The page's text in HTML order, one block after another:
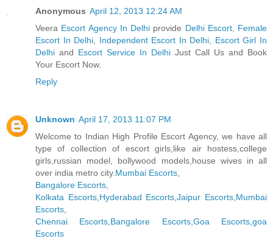
Anonymous April 12, 2013 12:24 AM
Veera Escort Agency In Delhi provide Delhi Escort, Female
Escort In Delhi
Independent Escort In Delhi
Escort Girl In
Delhi and Escort Service In Delhi Just Call Us and Book
Your Escort Now.
Reply
Unknown April 17, 2013 11:07 PM
Welcome to Indian High Profile Escort Agency, we have all
type of collection of escort girls,like air hostess,college
girls,russian model, bollywood models,house wives in all
over india metro city. Mumbai Escorts
Bangalore Escorts
Kolkata Escorts, Hyderabad Escorts ,Jaipur Escorts Mumbai
Escorts
Chennai Escorts Bangalore Escorts, Goa Escorts ,goa
Escorts